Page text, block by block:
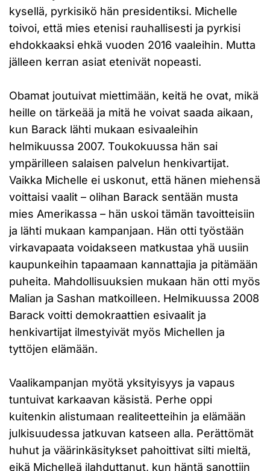
kysellä, pyrkisikö hän presidentiksi. Michelle
toivoi, että mies etenisi rauhallisesti ja pyrkisi
ehdokkaaksi ehkä vuoden 2016 vaaleihin. Mutta
jälleen kerran asiat etenivät nopeasti.
Obamat joutuivat miettimään, keitä he ovat, mikä
heille on tärkeää ja mitä he voivat saada aikaan,
kun Barack lähti mukaan esivaaleihin
helmikuussa 2007. Toukokuussa hän sai
ympärilleen salaisen palvelun henkivartijat.
Vaikka Michelle ei uskonut, että hänen miehensä
voittaisi vaalit – olihan Barack sentään musta
mies Amerikassa – hän uskoi tämän tavoitteisiin
ja lähti mukaan kampanjaan. Hän otti työstään
virkavapaata voidakseen matkustaa yhä uusiin
kaupunkeihin tapaamaan kannattajia ja pitämään
puheita. Mahdollisuuksien mukaan hän otti myös
Malian ja Sashan matkoilleen. Helmikuussa 2008
Barack voitti demokraattien esivaalit ja
henkivartijat ilmestyivät myös Michellen ja
tyttöjen elämään.
Vaalikampanjan myötä yksityisyys ja vapaus
tuntuivat karkaavan käsistä. Perhe oppi
kuitenkin alistumaan realiteetteihin ja elämään
julkisuudessa jatkuvan katseen alla. Perättömät
huhut ja väärinkäsitykset pahoittivat silti mieltä,
eikä Michelleä ilahduttanut, kun häntä sanottiin